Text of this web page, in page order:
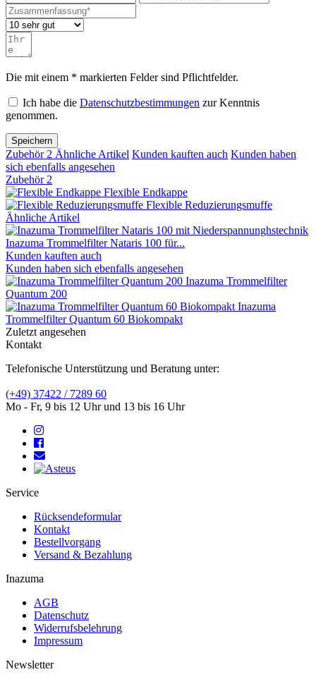
Die mit einem * markierten Felder sind Pflichtfelder.
Ich habe die Datenschutzbestimmungen zur Kenntnis
genommen.
Speichern
Zubehör 2 Ähnliche Artikel Kunden kauften auch Kunden haben
sich ebenfalls angesehen
Zubehör 2
Flexible Endkappe
Flexible Reduzierungsmuffe
Ähnliche Artikel
Inazuma Trommelfilter Nataris 100 für...
Kunden kauften auch
Kunden haben sich ebenfalls angesehen
Inazuma Trommelfilter
Quantum 200
Inazuma
Trommelfilter Quantum 60 Biokompakt
Zuletzt angesehen
Kontakt
Telefonische Unterstützung und Beratung unter:
(+49) 37422 / 7289 60
Mo - Fr, 9 bis 12 Uhr und 13 bis 16 Uhr
Service
Rücksendeformular
Kontakt
Bestellvorgang
Versand & Bezahlung
Inazuma
AGB
Datenschutz
Widerrufsbelehrung
Impressum
Newsletter